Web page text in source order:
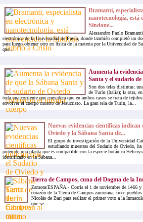
Bramanti,
nanotecnología, está
Sindone...
Alessandro Paolo
electrónica de la Universidad de Pavía, donde también completó un
para luego obtener otro en física de la materia por la Universidad de
que...
Aumenta la
Santa y el sudario
Son dos telas distintas:
de Turín (Italia); la otra,
toda una corriente que considera que en ambos casos se trata de
envolver el cuerpo muerto de Jesucristo. La gran tela de Turín, la...
Nuevas evidencias científicas indican
Oviedo y la Sábana Santa de...
El grupo de investigación de la Universidad
estudiando muestras del Sudario de Oviedo,
polen de una planta que es compatible con la especie botánica
identificado en la Sábana...
Tierra de Campos, cuna del Dogma de la
Zamora/ESPAÑA.- Corría el 1 de noviembre de 1466
corazón de la Tierra de Campos zamorana, trece
Nicolás de Bari para realizar el primer voto a la
que se...